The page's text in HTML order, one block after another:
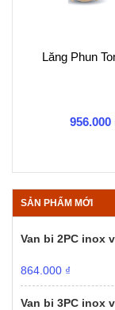
Lăng Phun
956.000
SẢN PHẨM MỚI
Van bi 2PC inox
864.000 ₫
Van bi 3PC inox